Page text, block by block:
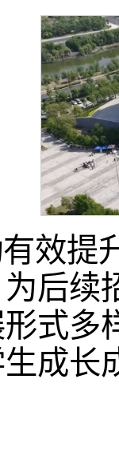
效提
后续
式多
成长